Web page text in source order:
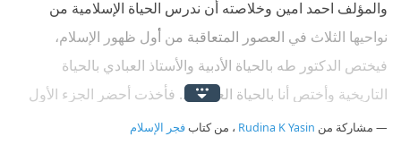
والمؤلف احمد امين وخلاصته أن ندرس الحياة الإسلامية من
نواحيها الثلاث في العصور المتعاقبة من أول ظهور الإسلام،
فيختص الدكتور طه بالحياة الأدبية والأستاذ العبادي بالحياة
التاريخية وأختص أنا بالحياة العقلية.... فأخذت أحضر الجزء الأول
الذي سمي بعد "فجر الإسلام"، وصرفت فيه ما يقرب من سنتين
مشاركة من Rudina K Yasin ، من كتابفجر الإسلام